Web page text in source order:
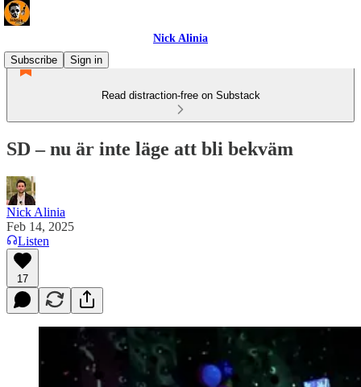
Nick Alinia
Subscribe
Sign in
Read distraction-free on Substack
SD – nu är inte läge att bli bekväm
Nick Alinia
Feb 14, 2025
Listen
17